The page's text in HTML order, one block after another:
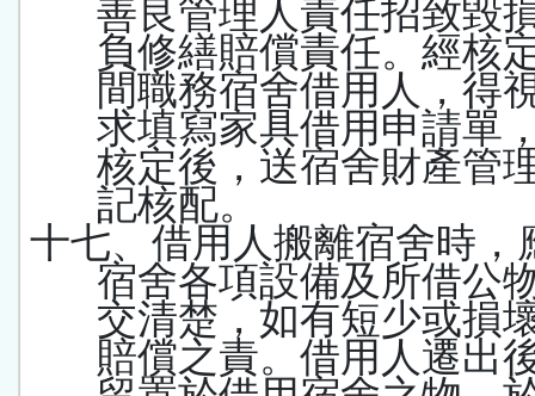
善良管理人責任招致毀
負修繕賠償責任。經核
間職務宿舍借用人，得
求填寫家具借用申請單
核定後，送宿舍財產管
記核配。
十七、借用人搬離宿舍時，
宿舍各項設備及所借公
交清楚，如有短少或損
賠償之責。借用人遷出